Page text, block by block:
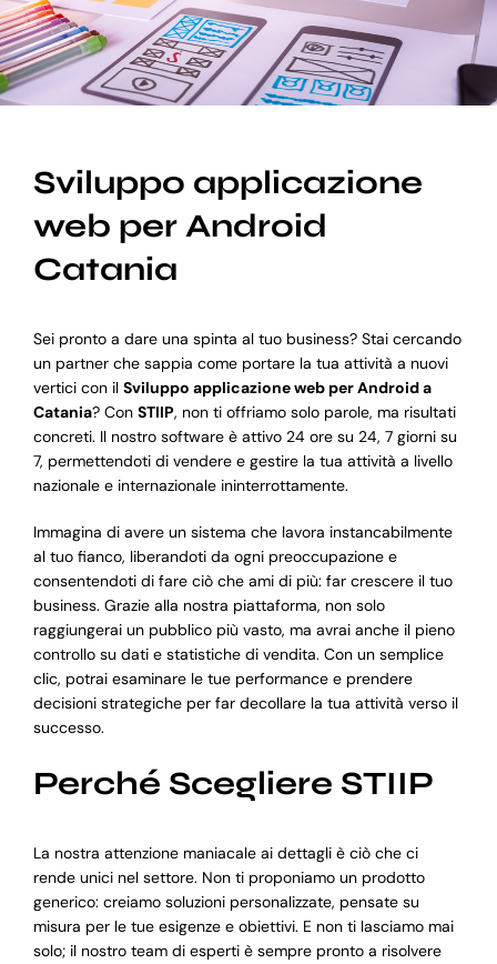
Supporto
Sviluppo applicazione
web per Android
Catania
Sei pronto a dare una spinta al tuo business? Stai cercando
un partner che sappia come portare la tua attività a nuovi
vertici con il Sviluppo applicazione web per Android a
Catania? Con STIIP, non ti offriamo solo parole, ma risultati
concreti. Il nostro software è attivo 24 ore su 24, 7 giorni su
7, permettendoti di vendere e gestire la tua attività a livello
nazionale e internazionale ininterrottamente.
Immagina di avere un sistema che lavora instancabilmente
al tuo fianco, liberandoti da ogni preoccupazione e
consentendoti di fare ciò che ami di più: far crescere il tuo
business. Grazie alla nostra piattaforma, non solo
raggiungerai un pubblico più vasto, ma avrai anche il pieno
controllo su dati e statistiche di vendita. Con un semplice
clic, potrai esaminare le tue performance e prendere
decisioni strategiche per far decollare la tua attività verso il
successo.
Perché Scegliere STIIP
La nostra attenzione maniacale ai dettagli è ciò che ci
rende unici nel settore. Non ti proponiamo un prodotto
generico: creiamo soluzioni personalizzate, pensate su
misura per le tue esigenze e obiettivi. E non ti lasciamo mai
solo; il nostro team di esperti è sempre pronto a risolvere